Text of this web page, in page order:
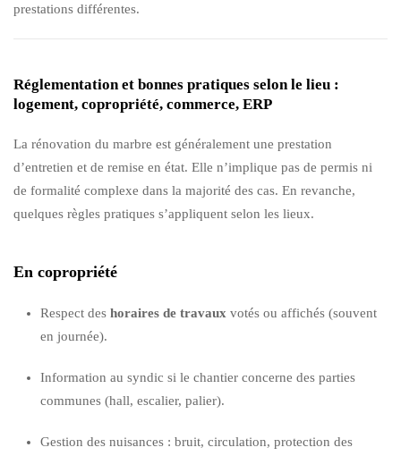
prestations différentes.
Réglementation et bonnes pratiques selon le lieu :
logement, copropriété, commerce, ERP
La rénovation du marbre est généralement une prestation
d’entretien et de remise en état. Elle n’implique pas de permis ni
de formalité complexe dans la majorité des cas. En revanche,
quelques règles pratiques s’appliquent selon les lieux.
En copropriété
Respect des horaires de travaux votés ou affichés (souvent
en journée).
Information au syndic si le chantier concerne des parties
communes (hall, escalier, palier).
Gestion des nuisances : bruit, circulation, protection des